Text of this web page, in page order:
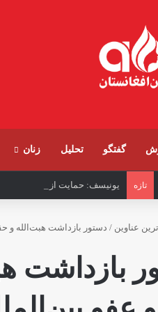
گفتگو تحلیل زنان
تازه یونیسف: حمایت از زنان باردار
عناوین / دستور بازداشت هبت‌الله و
بازداشت